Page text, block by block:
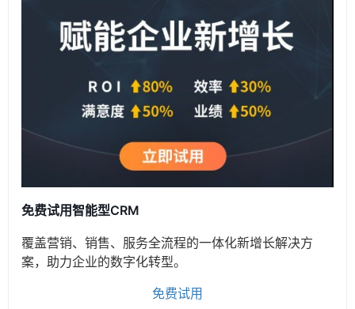
免费试用智能型CRM
覆盖营销、销售、服务全流程的一体化新增长解决方
案，助力企业的数字化转型。
免费试用